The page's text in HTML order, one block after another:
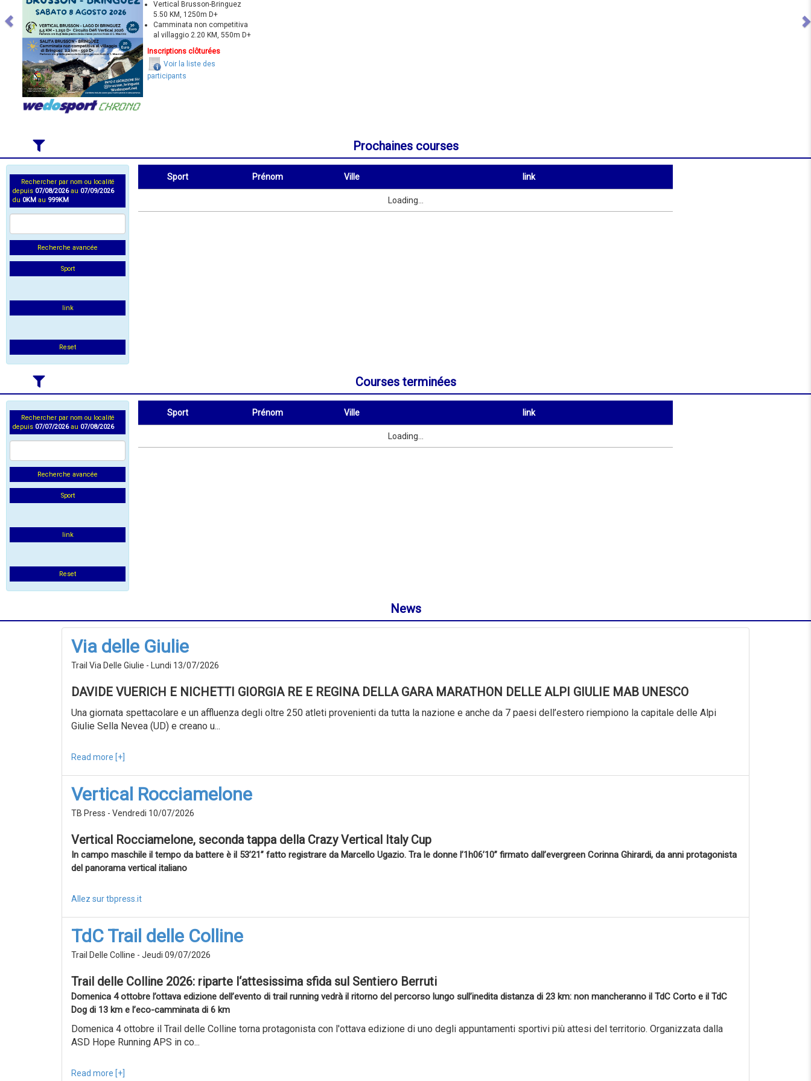
Vertical Brusson-Bringuez
5.50 KM, 1250m D+
Camminata non competitiva
al villaggio 2.20 KM, 550m D+
Inscriptions clôturées
Voir la liste des
participants
Prochaines courses
Rechercher par nom ou localité
depuis 07/08/2026au 07/09/2026
du 0KM au 999KM
Recherche avancée
Sport
link
Reset
Sport Prénom Ville
link
Loading...
Courses terminées
Rechercher par nom ou localité
depuis 07/07/2026au 07/08/2026
Recherche avancée
Sport
link
Reset
Sport Prénom Ville
link
Loading...
News
Via delle Giulie
Trail Via Delle Giulie - Lundi 13/07/2026
DAVIDE VUERICH E NICHETTI GIORGIA RE E REGINA DELLA GARA MARATHON DELLE ALPI GIULIE MAB UNESCO
Una giornata spettacolare e un affluenza degli oltre 250 atleti provenienti da tutta la nazione e anche da 7 paesi dell’estero riempiono la capitale delle Alpi
Giulie Sella Nevea (UD) e creano u...
Read more [+]
Vertical Rocciamelone
TB Press - Vendredi 10/07/2026
Vertical Rocciamelone, seconda tappa della Crazy Vertical Italy Cup
In campo maschile il tempo da battere è il 53’21” fatto registrare da Marcello Ugazio. Tra le donne l’1h06’10” firmato dall’evergreen Corinna Ghirardi, da anni protagonista
del panorama vertical italiano
Allez sur tbpress.it
TdC Trail delle Colline
Trail Delle Colline - Jeudi 09/07/2026
Trail delle Colline 2026: riparte l‘attesissima sfida sul Sentiero Berruti
Domenica 4 ottobre l’ottava edizione dell’evento di trail running vedrà il ritorno del percorso lungo sull’inedita distanza di 23 km: non mancheranno il TdC Corto e il TdC
Dog di 13 km e l’eco-camminata di 6 km
Domenica 4 ottobre il Trail delle Colline torna protagonista con l'ottava edizione di uno degli appuntamenti sportivi più attesi del territorio. Organizzata dalla
ASD Hope Running APS in co...
Read more [+]